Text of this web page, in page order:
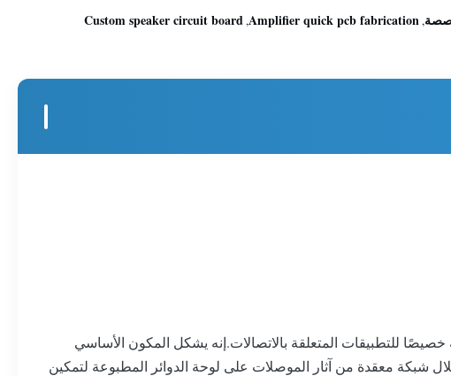
,
Amplifier quick pcb fabrication
,
Custom speaker circuit board
خصيصًا للتطبيقات المتعلقة بالاتصالات.إنه يشكل المكون الأساسي
شبكة معقدة من آثار الموصلات على لوحة الدوائر المطبوعة لتمكين